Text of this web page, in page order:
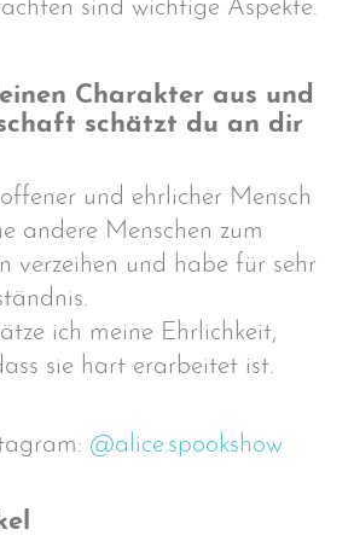
sind wichtige Aspekte.
Charakter aus und
schätzt du an dir
und ehrlicher Mensch
andere Menschen zum
verzeihen und habe für sehr
ich meine Ehrlichkeit,
sie hart erarbeitet ist.
@alice.spookshow